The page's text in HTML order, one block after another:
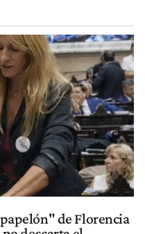
de Florencia